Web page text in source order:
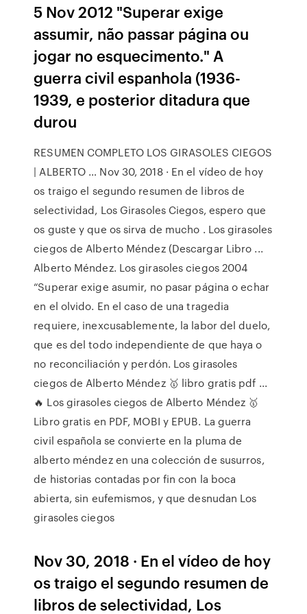
5 Nov 2012 "Superar exige
assumir, não passar página ou
jogar no esquecimento." A
guerra civil espanhola (1936-
1939, e posterior ditadura que
durou
RESUMEN COMPLETO LOS GIRASOLES CIEGOS
| ALBERTO … Nov 30, 2018 · En el vídeo de hoy
os traigo el segundo resumen de libros de
selectividad, Los Girasoles Ciegos, espero que
os guste y que os sirva de mucho . Los girasoles
ciegos de Alberto Méndez (Descargar Libro ...
Alberto Méndez. Los girasoles ciegos 2004
“Superar exige asumir, no pasar página o echar
en el olvido. En el caso de una tragedia
requiere, inexcusablemente, la labor del duelo,
que es del todo independiente de que haya o
no reconciliación y perdón. Los girasoles
ciegos de Alberto Méndez 🥇 libro gratis pdf ...
🔥 Los girasoles ciegos de Alberto Méndez 🥇
Libro gratis en PDF, MOBI y EPUB. La guerra
civil española se convierte en la pluma de
alberto méndez en una colección de susurros,
de historias contadas por fin con la boca
abierta, sin eufemismos, y que desnudan Los
girasoles ciegos
Nov 30, 2018 · En el vídeo de hoy
os traigo el segundo resumen de
libros de selectividad, Los